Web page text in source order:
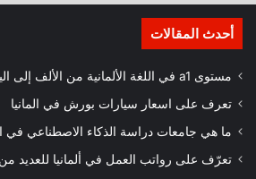
أحدث المقالات
مستوى a1 في اللغة الألمانية من الألف إلى الياء
تعرف على اسعار سيارات بورش في المانيا
ما هي جامعات دراسة الذكاء الاصطناعي في
تعرّف على رواتب العمل في ألمانيا للعديد من